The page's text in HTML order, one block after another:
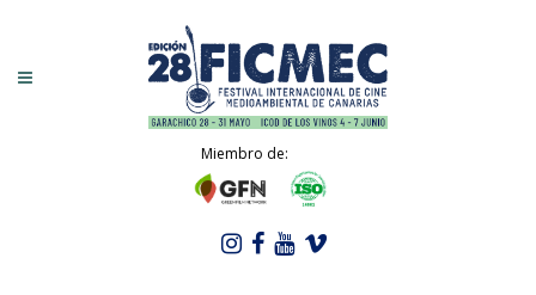
Miembro de: